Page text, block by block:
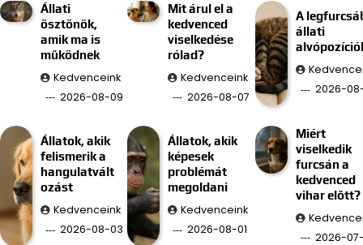
Állati
ösztönök,
amik ma is
működnek
Kedvenceink
2026-08-09
Mit árul el a
kedvenced
viselkedése
rólad?
Kedvenceink
2026-08-07
A
állati
2026-
Állatok, akik
felismerik a
hangulatvált
ozást
Kedvenceink
2026-08-03
Állatok, akik
képesek
problémát
megoldani
Kedvenceink
2026-08-01
Miért
viselkedik
furcsán a
kedvenced
vihar előtt?
2026-